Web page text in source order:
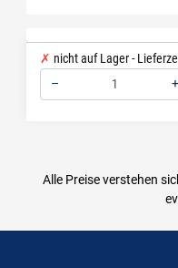
nicht auf Lager -
–
+
Alle Preise verstehen